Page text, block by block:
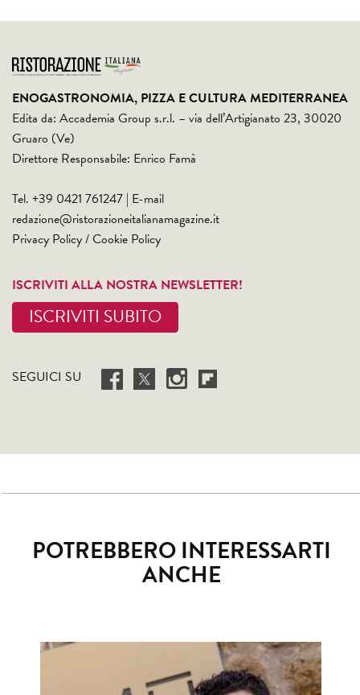
ENOGASTRONOMIA, PIZZA E CULTURA MEDITERRANEA
Edita da: Accademia Group s.r.l. – via dell’Artigianato 23, 30020
Gruaro (Ve)
Direttore Responsabile: Enrico Famà
Tel. +39 0421 761247 | E-mail
redazione@ristorazioneitalianamagazine.it
Privacy Policy/Cookie Policy
ISCRIVITI ALLA NOSTRA NEWSLETTER!
ISCRIVITI SUBITO
SEGUICI SU
POTREBBERO INTERESSARTI
ANCHE